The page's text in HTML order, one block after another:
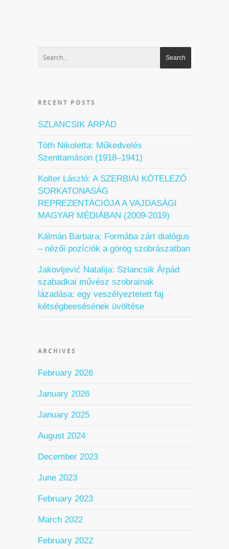
RECENT POSTS
SZLANCSIK ÁRPÁD
Tóth Nikoletta: Műkedvelés
Szenttamáson (1918–1941)
Kolter László: A SZERBIAI KÖTELEZŐ
SORKATONASÁG
REPREZENTÁCIÓJA A VAJDASÁGI
MAGYAR MÉDIÁBAN (2009-2019)
Kálmán Barbara: Formába zárt dialógus
– nézői pozíciók a görög szobrászatban
Jakovljević Natalija: Szlancsik Árpád
szabadkai művész szobrainak
lázadása: egy veszélyeztetett faj
kétségbeesésének üvöltése
ARCHIVES
February 2026
January 2026
January 2025
August 2024
December 2023
June 2023
February 2023
March 2022
February 2022